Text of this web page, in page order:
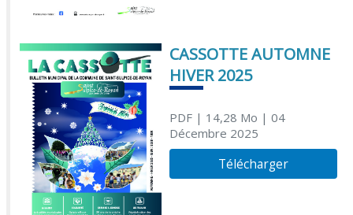
CASSOTTE AUTOMNE
HIVER 2025
PDF| 14,28 Mo | 04
Décembre 2025
Télécharger